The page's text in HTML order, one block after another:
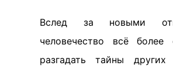
Вслед за новыми
человечество всё более
разгадать тайны